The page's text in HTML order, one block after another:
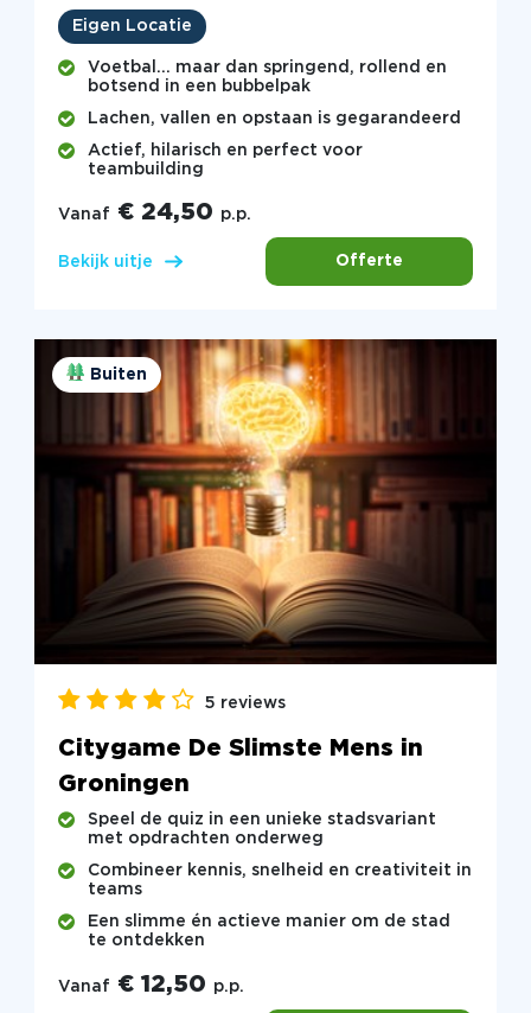
Eigen Locatie
Voetbal… maar dan springend, rollend en
botsend in een bubbelpak
Lachen, vallen en opstaan is gegarandeerd
Actief, hilarisch en perfect voor
teambuilding
Vanaf € 24,50 p.p.
Bekijk uitje Offerte
Buiten
5 reviews
Citygame De Slimste Mens in
Groningen
Speel de quiz in een unieke stadsvariant
met opdrachten onderweg
Combineer kennis, snelheid en creativiteit in
teams
Een slimme én actieve manier om de stad
te ontdekken
Vanaf € 12,50 p.p.